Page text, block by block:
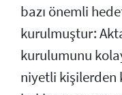
bazı önemli
kurulmuştur:
kurulumunu
niyetli kişilerden